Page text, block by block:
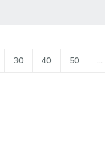
30 40 50 ...